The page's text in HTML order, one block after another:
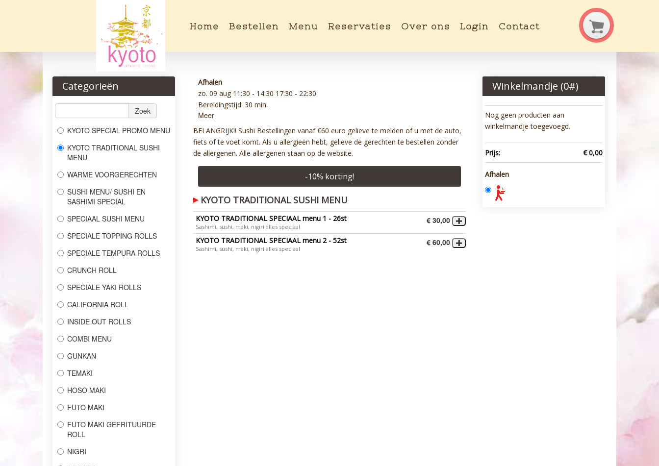
Home Bestellen Menu Reservaties Over ons Login Contact
Categorieën
Zoek
KYOTO SPECIAL PROMO MENU
KYOTO TRADITIONAL SUSHI
MENU
WARME VOORGERECHTEN
SUSHI MENU/ SUSHI EN
SASHIMI SPECIAL
SPECIAAL SUSHI MENU
SPECIALE TOPPING ROLLS
SPECIALE TEMPURA ROLLS
CRUNCH ROLL
SPECIALE YAKI ROLLS
CALIFORNIA ROLL
INSIDE OUT ROLLS
COMBI MENU
GUNKAN
TEMAKI
HOSO MAKI
FUTO MAKI
FUTO MAKI GEFRITUURDE
ROLL
NIGRI
Afhalen
zo. 09 aug 11:30 - 14:30 17:30 - 22:30
Bereidingstijd: 30 min.
Meer
BELANGRIJK!! Sushi Bestellingen vanaf €60 euro gelieve te melden of u met de auto,
fiets of te voet komt. Als u allergieën hebt, gelieve de gerechten te bestellen zonder
de allergenen. Alle allergenen staan op de website.
-10% korting!
KYOTO TRADITIONAL SUSHI MENU
KYOTO TRADITIONAL SPECIAAL menu 1 - 26st
Sashimi, sushi, maki, nigiri alles speciaal
€ 30,00
KYOTO TRADITIONAL SPECIAAL menu 2 - 52st
Sashimi, sushi, maki, nigiri alles speciaal
€ 60,00
Winkelmandje (0#)
Nog geen producten aan
winkelmandje toegevoegd.
Prijs: € 0,00
Afhalen